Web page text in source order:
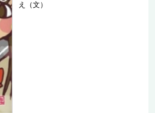
え（文）